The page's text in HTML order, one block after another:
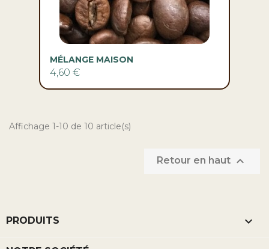
MÉLANGE MAISON
4,60 €
Affichage 1-10 de 10 article(s)
Retour en haut 
PRODUITS 